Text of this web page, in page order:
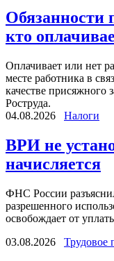
Обязанности
кто
Оплачивает или нет
месте работника в
качестве присяжного
Роструда.
04.08.2026
Налоги
ВРИ не
начисляется
ФНС России
разрешенного
освобождает от
03.08.2026
Трудовое